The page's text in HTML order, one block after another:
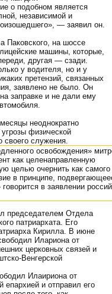
о подобном является
независимой и
— заявил он.
Паковского, на шоссе
машины, которые,
другая — сзади.
у водителя, но и у
претензий, связанных
заявлено не было. Он
заправке и не дали ему
неоднократно
физической
своего служения.
освобождения»
как целенаправленную
целью очернить как самого
в принципе,
в заявлении
председателем Отдела
патриархата. Его
Кирилла. В июне
Илариона от
церковных связей и
Венгерской
Илаириона от
епархией и отправил его